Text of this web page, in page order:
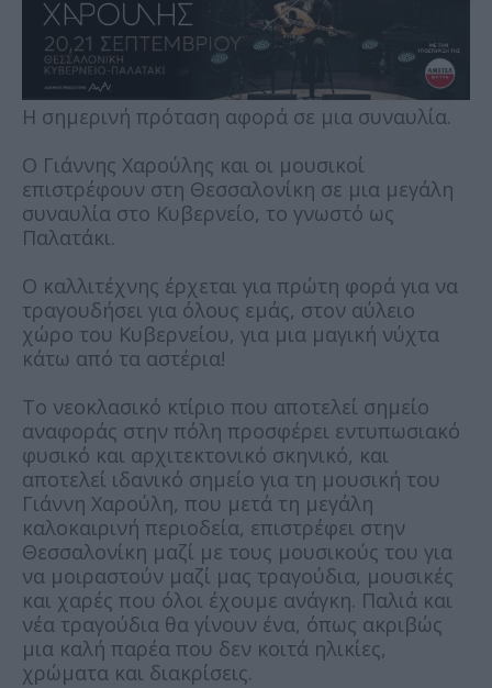
Η σημερινή πρόταση αφορά σε μια συναυλία.
Ο Γιάννης Χαρούλης και οι μουσικοί
επιστρέφουν στη Θεσσαλονίκη σε μια μεγάλη
συναυλία στο Κυβερνείο, το γνωστό ως
Παλατάκι.
Ο καλλιτέχνης έρχεται για πρώτη φορά για να
τραγουδήσει για όλους εμάς, στον αύλειο
χώρο του Κυβερνείου, για μια μαγική νύχτα
κάτω από τα αστέρια!
Το νεοκλασικό κτίριο που αποτελεί σημείο
αναφοράς στην πόλη προσφέρει εντυπωσιακό
φυσικό και αρχιτεκτονικό σκηνικό, και
αποτελεί ιδανικό σημείο για τη μουσική του
Γιάννη Χαρούλη, που μετά τη μεγάλη
καλοκαιρινή περιοδεία, επιστρέφει στην
Θεσσαλονίκη μαζί με τους μουσικούς του για
να μοιραστούν μαζί μας τραγούδια, μουσικές
και χαρές που όλοι έχουμε ανάγκη. Παλιά και
νέα τραγούδια θα γίνουν ένα, όπως ακριβώς
μια καλή παρέα που δεν κοιτά ηλικίες,
χρώματα και διακρίσεις.